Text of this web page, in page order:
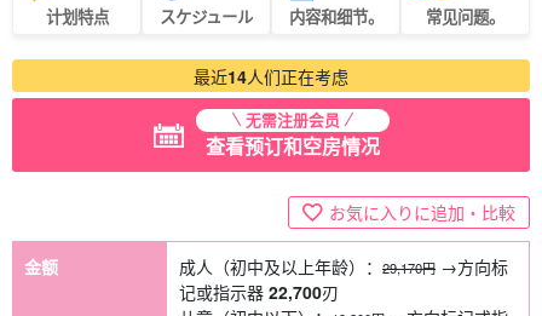
计划特点 スケジュール 内容和细节。 常见问题。
最近14人们正在考虑
无需注册会员
查看预订和空房情况
お気に入りに追加・比較
金额 成人（初中及以上年龄）： 29,170円 →方向标
记或指示器 22,700刃